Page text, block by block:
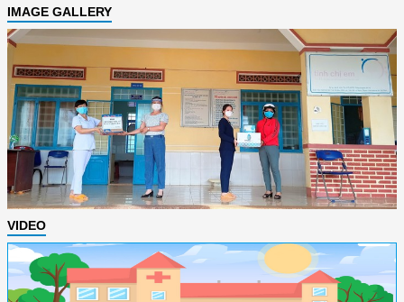
IMAGE GALLERY
VIDEO